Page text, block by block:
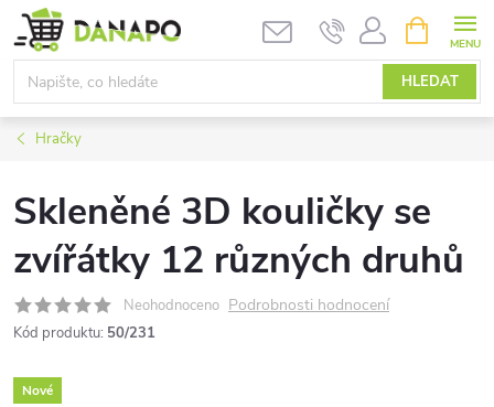
Přejít
na
obsah
HLEDAT
NÁKUPNÍ
KOŠÍK
Hračky
Skleněné 3D kouličky se
zvířátky 12 různých druhů
Neohodnoceno Podrobnosti hodnocení
Kód produktu: 50/231
Nové